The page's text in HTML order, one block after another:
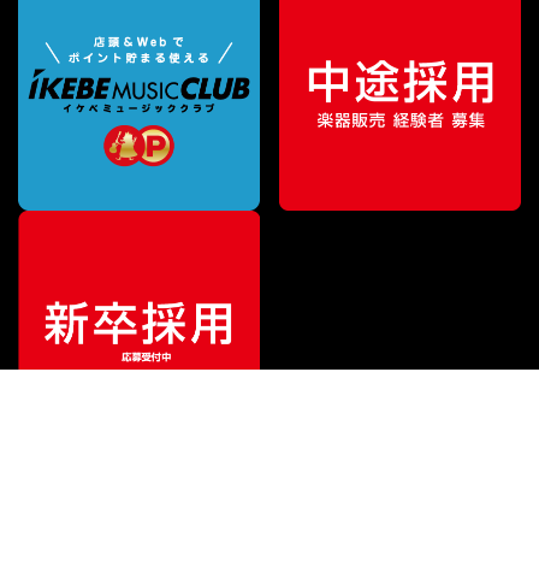
販売価格¥71,940（税込）